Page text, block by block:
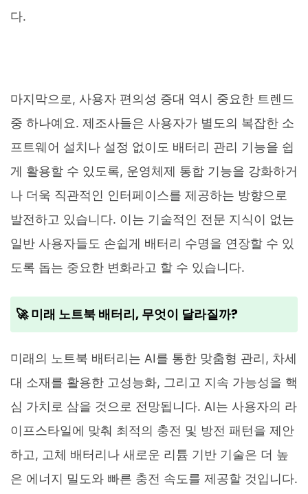
다.
마지막으로, 사용자 편의성 증대 역시 중요한 트렌드
중 하나예요. 제조사들은 사용자가 별도의 복잡한 소
프트웨어 설치나 설정 없이도 배터리 관리 기능을 쉽
게 활용할 수 있도록, 운영체제 통합 기능을 강화하거
나 더욱 직관적인 인터페이스를 제공하는 방향으로
발전하고 있습니다. 이는 기술적인 전문 지식이 없는
일반 사용자들도 손쉽게 배터리 수명을 연장할 수 있
도록 돕는 중요한 변화라고 할 수 있습니다.
🚀 미래 노트북 배터리, 무엇이 달라질까?
미래의 노트북 배터리는 AI를 통한 맞춤형 관리, 차세
대 소재를 활용한 고성능화, 그리고 지속 가능성을 핵
심 가치로 삼을 것으로 전망됩니다. AI는 사용자의 라
이프스타일에 맞춰 최적의 충전 및 방전 패턴을 제안
하고, 고체 배터리나 새로운 리튬 기반 기술은 더 높
은 에너지 밀도와 빠른 충전 속도를 제공할 것입니다.